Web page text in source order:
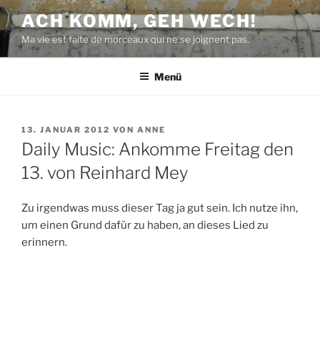
Zum
Inhalt
springen
ACH KOMM, GEH WECH!
Ma vie est faite de morceaux qui ne se joignent pas.
Menü
VERÖFFENTLICHT
AM
13. JANUAR 2012 VON ANNE
Daily Music: Ankomme Freitag den
13. von Reinhard Mey
Zu irgendwas muss dieser Tag ja gut sein. Ich nutze ihn,
um einen Grund dafür zu haben, an dieses Lied zu
erinnern.